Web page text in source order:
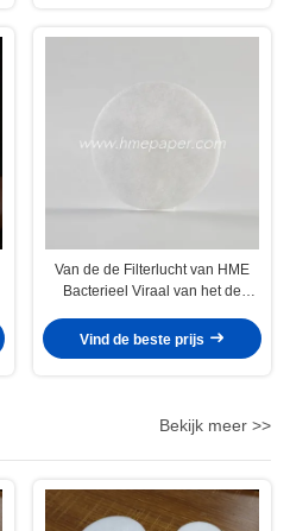
Van de de Filterlucht van HME
Bacterieel Viraal van het de
Vind de beste prijs
Bekijk meer >>